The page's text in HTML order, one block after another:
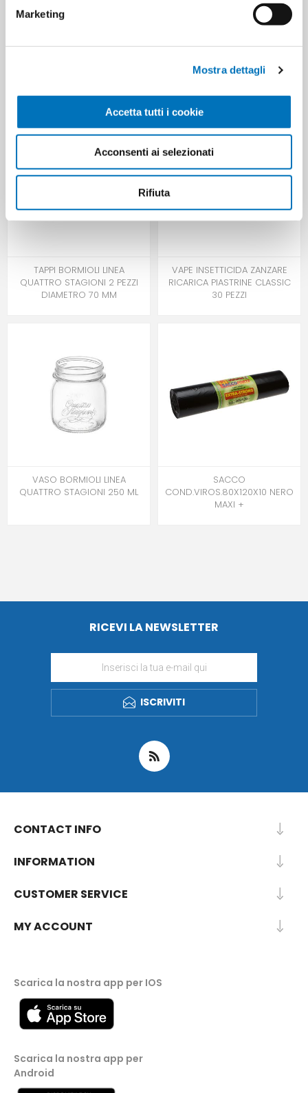
Marketing
Mostra dettagli
Accetta tutti i cookie
Acconsenti ai selezionati
Rifiuta
food
HANNO ACQUISTATO ANCHE
TAPPI BORMIOLI LINEA
QUATTRO STAGIONI 2 PEZZI
DIAMETRO 70 MM
VAPE INSETTICIDA ZANZARE
RICARICA PIASTRINE CLASSIC
30 PEZZI
VASO BORMIOLI LINEA
QUATTRO STAGIONI 250 ML
SACCO
COND.VIROS.80X120X10 NERO
MAXI +
RICEVI LA NEWSLETTER
ISCRIVITI
CONTACT INFO
INFORMATION
CUSTOMER SERVICE
MY ACCOUNT
Scarica la nostra app per IOS
Scarica la nostra app per
Android